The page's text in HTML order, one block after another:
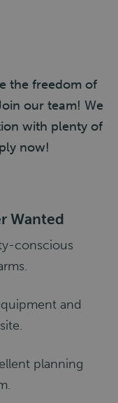
the freedom of
our team! We
with plenty of
now!
Wanted
conscious
and
planning